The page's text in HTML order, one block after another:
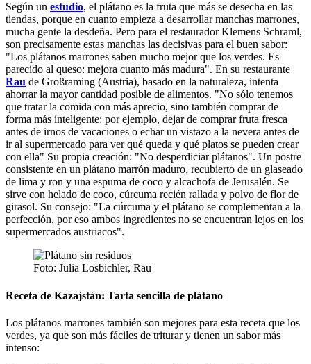
Según un estudio, el plátano es la fruta que más se desecha en las
tiendas, porque en cuanto empieza a desarrollar manchas marrones,
mucha gente la desdeña. Pero para el restaurador Klemens Schraml,
son precisamente estas manchas las decisivas para el buen sabor:
"Los plátanos marrones saben mucho mejor que los verdes. Es
parecido al queso: mejora cuanto más madura". En su restaurante
Rau de Großraming (Austria), basado en la naturaleza, intenta
ahorrar la mayor cantidad posible de alimentos. "No sólo tenemos
que tratar la comida con más aprecio, sino también comprar de
forma más inteligente: por ejemplo, dejar de comprar fruta fresca
antes de irnos de vacaciones o echar un vistazo a la nevera antes de
ir al supermercado para ver qué queda y qué platos se pueden crear
con ella" Su propia creación: "No desperdiciar plátanos". Un postre
consistente en un plátano marrón maduro, recubierto de un glaseado
de lima y ron y una espuma de coco y alcachofa de Jerusalén. Se
sirve con helado de coco, cúrcuma recién rallada y polvo de flor de
girasol. Su consejo: "La cúrcuma y el plátano se complementan a la
perfección, por eso ambos ingredientes no se encuentran lejos en los
supermercados austriacos".
Foto: Julia Losbichler, Rau
Receta de Kazajstán: Tarta sencilla de plátano
Los plátanos marrones también son mejores para esta receta que los
verdes, ya que son más fáciles de triturar y tienen un sabor más
intenso: